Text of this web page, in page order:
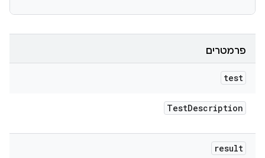
פרמטרים
test
TestDescription
result